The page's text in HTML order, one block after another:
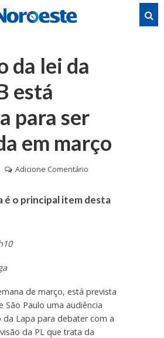
da lei da
está
para ser
em março
Adicione Comentário
é o principal item desta
de março, está prevista
São Paulo uma audiência
da Lapa para debater com a
da PL que trata da